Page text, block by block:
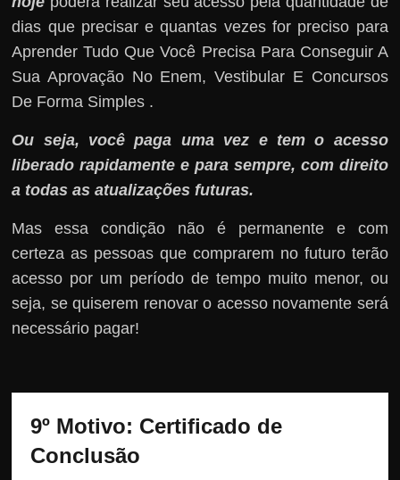
dias que precisar e quantas vezes for preciso para
Aprender Tudo Que Você Precisa Para Conseguir A
Sua Aprovação No Enem, Vestibular E Concursos
De Forma Simples .
Ou seja, você paga uma vez e tem o acesso
liberado rapidamente e para sempre, com direito
a todas as atualizações futuras.
Mas essa condição não é permanente e com
certeza as pessoas que comprarem no futuro terão
acesso por um período de tempo muito menor, ou
seja, se quiserem renovar o acesso novamente será
necessário pagar!
9º Motivo: Certificado de
Conclusão